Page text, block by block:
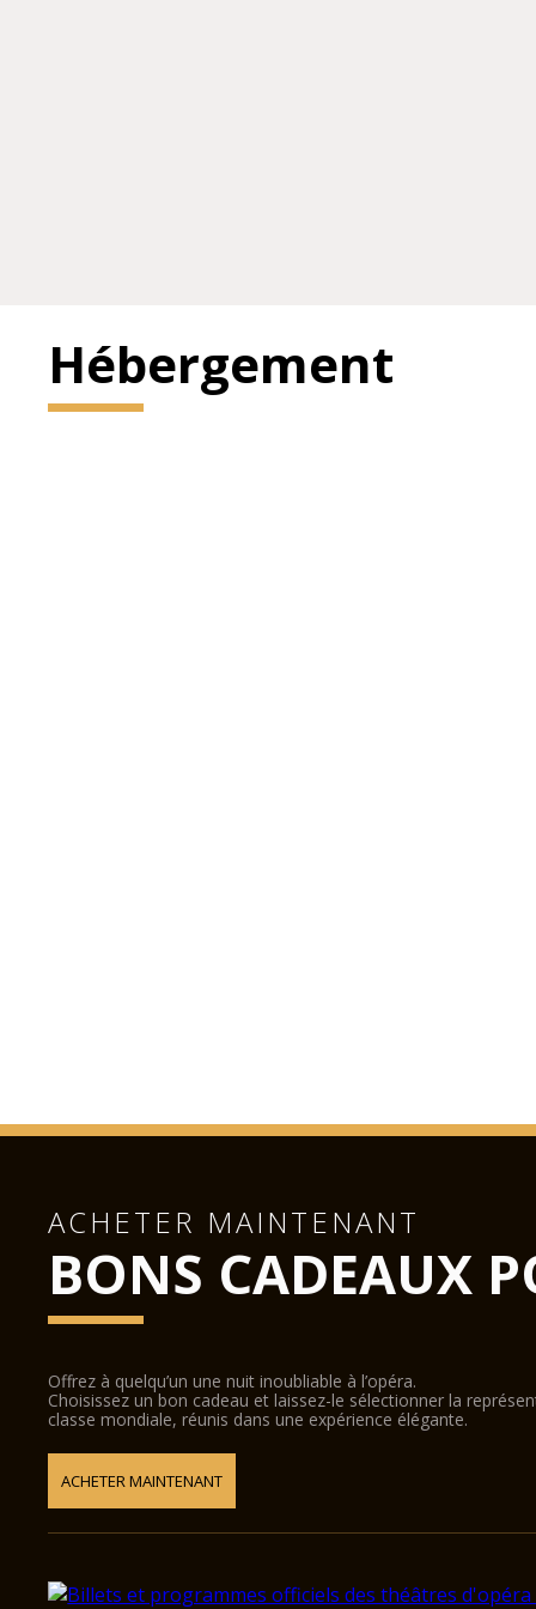
Hébergement
ACHETER MAINTENANT
BONS CADEAUX
Offrez à quelqu’un une nuit inoubliable à l’opéra.
Choisissez un bon cadeau et laissez-le sélectionner la
classe mondiale, réunis dans une expérience élégante.
ACHETER MAINTENANT